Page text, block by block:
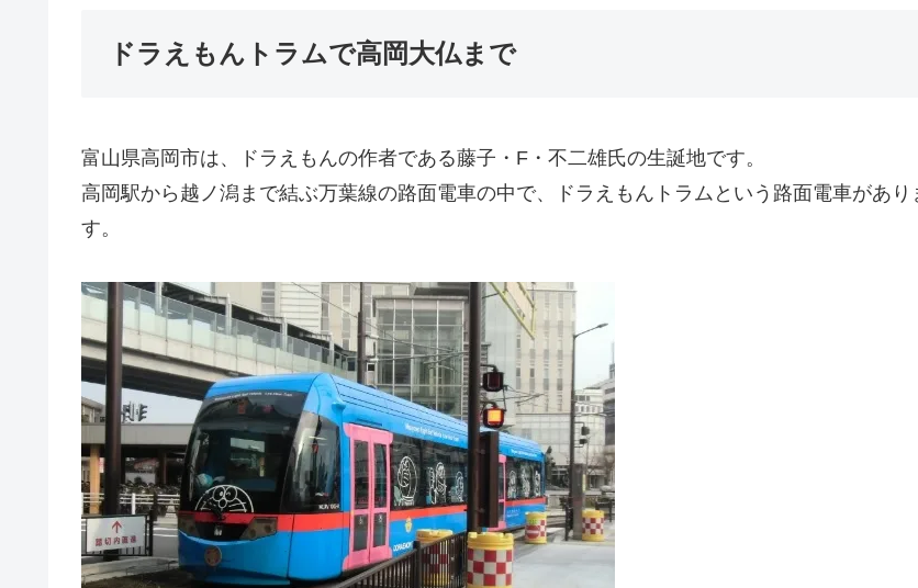
ドラえもんトラムで高岡大仏まで
富山県高岡市は、ドラえもんの作者である藤子・F・不二雄氏の生誕地です。
高岡駅から越ノ潟まで結ぶ万葉線の路面電車の中で、ドラえもんトラムという路面電車があり
す。